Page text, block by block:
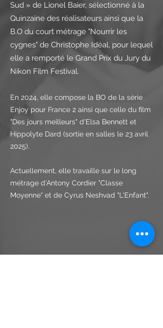
Sud » de Lionel Baier, sélectionné à la
Quinzaine des réalisateurs ainsi que la
B.O du court métrage "Nourrir les
cygnes" de Christophe Idéal, pour lequel
elle a remporté le Grand Prix du Jury du
Nikon Film Festival.
En 2024, elle compose la BO de la série
Enjoy pour France 2 ainsi que celle du film
"Des jours meilleurs" d'Elsa Bennett et
Hippolyte Dard (sortie en salles le 23 avril
2025).
Actuellement, elle travaille sur le long
métrage d'Antony Cordier "Classe
Moyenne" et de Cyrus Neshvad "L'Enfant".